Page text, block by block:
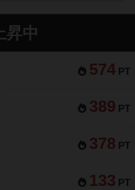
昇中
574 PT
389 PT
378 PT
133 PT